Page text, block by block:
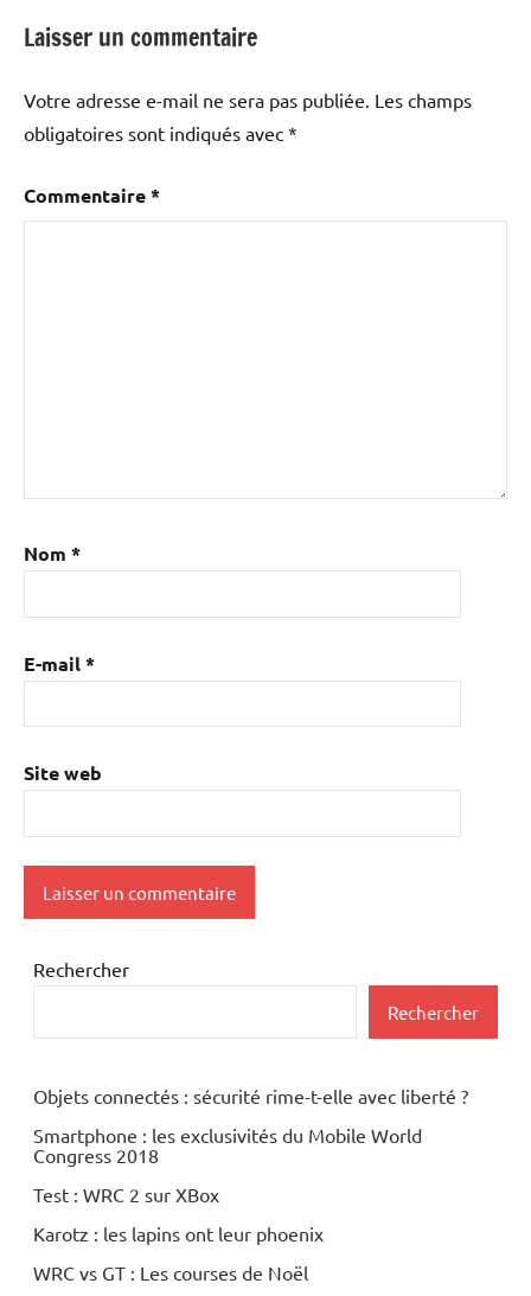
Laisser un commentaire
Votre adresse e-mail ne sera pas publiée. Les champs
obligatoires sont indiqués avec *
Commentaire*
Nom *
E-mail*
Site web
Rechercher
Rechercher
Objets connectés : sécurité rime-t-elle avec liberté ?
Smartphone : les exclusivités du Mobile World
Congress 2018
Test : WRC 2 sur XBox
Karotz : les lapins ont leur phoenix
WRC vs GT : Les courses de Noël